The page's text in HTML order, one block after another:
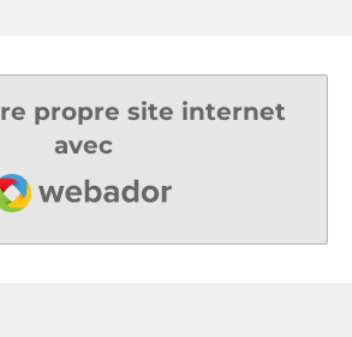
propre site internet
avec